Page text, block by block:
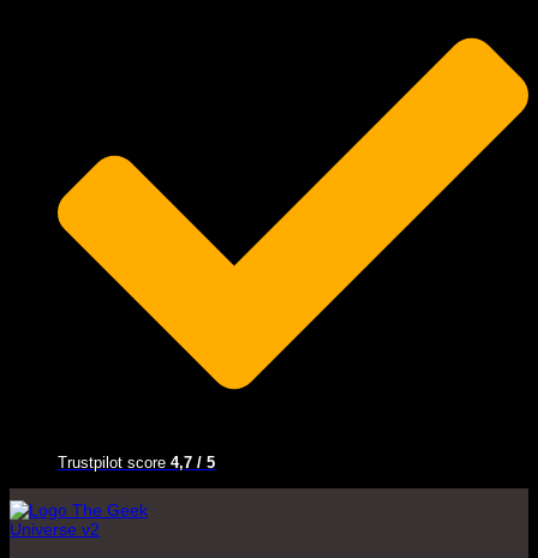
Trustpilot score 4,7 / 5